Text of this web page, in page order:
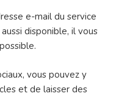
e-mail du service
disponible, il vous
vous pouvez y
et de laisser des